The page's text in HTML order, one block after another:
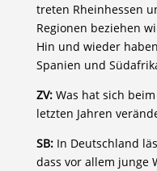
treten Rheinhessen
Regionen beziehen
Hin und wieder
Spanien und
ZV: Was hat sich
letzten Jahren
SB: In Deutschland
dass vor allem junge